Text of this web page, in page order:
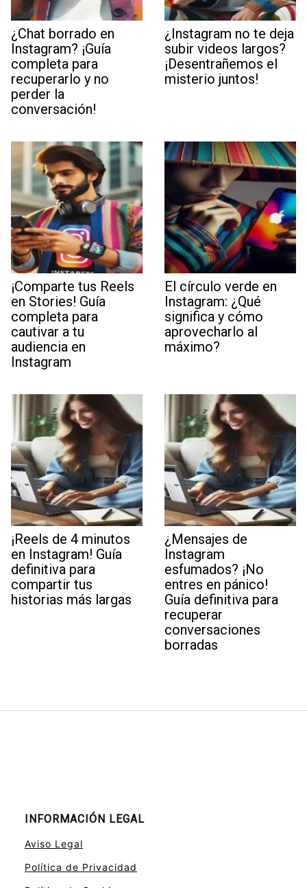
¿Chat borrado en
Instagram? ¡Guía
completa para
recuperarlo y no
perder la
conversación!
¿Instagram no te deja
subir videos largos?
¡Desentrañemos el
misterio juntos!
¡Comparte tus Reels
en Stories! Guía
completa para
cautivar a tu
audiencia en
Instagram
El círculo verde en
Instagram: ¿Qué
significa y cómo
aprovecharlo al
máximo?
¡Reels de 4 minutos
en Instagram! Guía
definitiva para
compartir tus
historias más largas
¿Mensajes de
Instagram
esfumados? ¡No
entres en pánico!
Guía definitiva para
recuperar
conversaciones
borradas
INFORMACIÓN LEGAL
Aviso Legal
Política de Privacidad